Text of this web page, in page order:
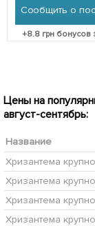
Сообщить о
+8.8 грн бонусов
Цены на
август-сентябрь:
Название